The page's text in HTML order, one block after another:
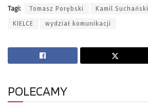
Tagi: Tomasz Porębski Kamil Suchański
KIELCE wydział komunikacji
POLECAMY